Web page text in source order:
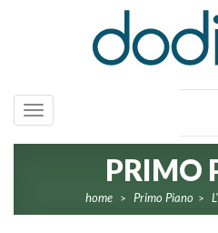
Toggle
navigation
PRIMO
home > Primo Piano >